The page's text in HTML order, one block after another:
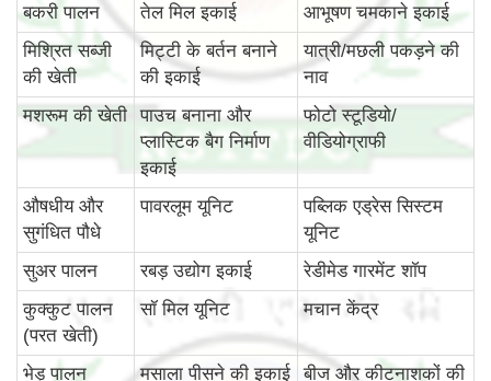
बकरी पालन तेल मिल इकाई
आभूषण चमकाने इकाई
मिश्रित सब्जी
की खेती
मिट्टी के बर्तन बनाने
की इकाई
यात्री/मछली पकड़ने की
नाव
मशरूम की खेती
पाउच बनाना और
प्लास्टिक बैग निर्माण
इकाई
फोटो स्टूडियो/
वीडियोग्राफी
औषधीय और
सुगंधित पौधे
पावरलूम यूनिट
पब्लिक एड्रेस सिस्टम
यूनिट
सुअर पालन
रबड़ उद्योग इकाई
रेडीमेड गारमेंट शॉप
कुक्कुट पालन
(परत खेती)
सॉ मिल यूनिट मचान केंद्र
भेड़ पालन मसाला पीसने की इकाई बीज और कीटनाशकों की